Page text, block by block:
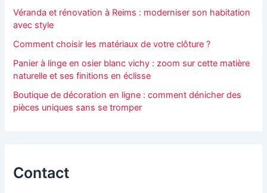
Véranda et rénovation à Reims : moderniser son habitation
avec style
Comment choisir les matériaux de votre clôture ?
Panier à linge en osier blanc vichy : zoom sur cette matière
naturelle et ses finitions en éclisse
Boutique de décoration en ligne : comment dénicher des
pièces uniques sans se tromper
Contact